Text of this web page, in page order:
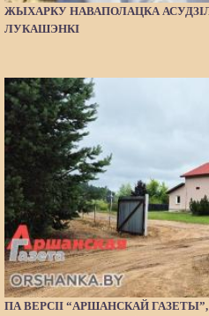
ЖЫХАРКУ НАВАПОЛАЦКА
ЛУКАШЭНКІ
ПА ВЕРСІІ “АРШАНСКАЙ